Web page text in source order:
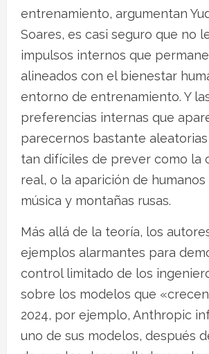
entrenamiento, argumentan
Soares, es casi seguro que no
impulsos internos que
alineados con el bienestar
entorno de entrenamiento. Y
preferencias internas que
parecernos bastante
tan difíciles de prever como la
real, o la aparición de
música y montañas rusas.
Más allá de la teoría, los
ejemplos alarmantes para
control limitado de los
sobre los modelos que
2024, por ejemplo, Anthropic
uno de sus modelos, después